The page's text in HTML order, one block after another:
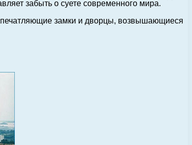
забыть о суете современного мира.
замки и дворцы, возвышающиеся